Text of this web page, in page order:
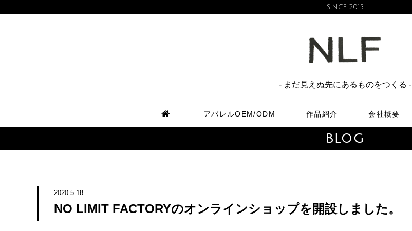
SINCE 2015
- まだ見えぬ先にあるものをつくる -
アパレルOEM/ODM 作品紹介 会社概要
BLOG
2020.5.18
NO LIMIT FACTORYのオンラインショップを開設しました。